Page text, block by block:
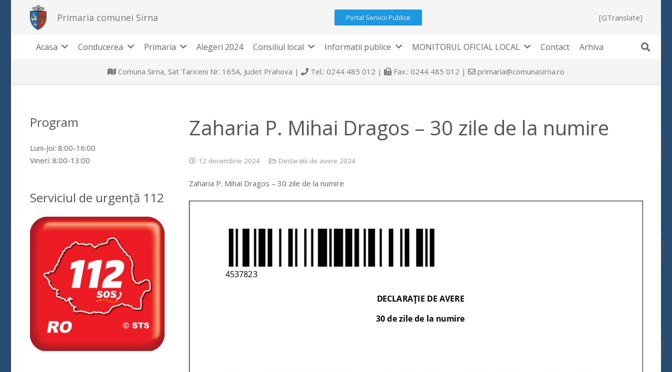
Primaria comunei Sirna Portal Servicii Publice [GTranslate]
Acasa Conducerea Primaria Alegeri 2024 Consiliul local Informatii publice MONITORUL OFICIAL LOCAL Contact Arhiva
Comuna Sirna, Sat Tariceni Nr. 165A, Judet Prahova | Tel.: 0244 485 012 | Fax.: 0244 485 012 | primaria@comunasirna.ro
Zaharia P. Mihai Dragos – 30 zile de la numire
12 decembrie 2024 Declaratii de avere 2024
Zaharia P. Mihai Dragos – 30 zile de la numire
Program
Luni-Joi: 8:00-16:00
Vineri: 8:00-13:00
Serviciul de urgență 112